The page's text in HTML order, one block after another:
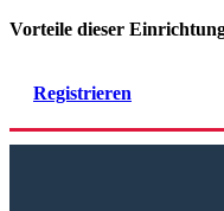
Vorteile dieser
Registrieren